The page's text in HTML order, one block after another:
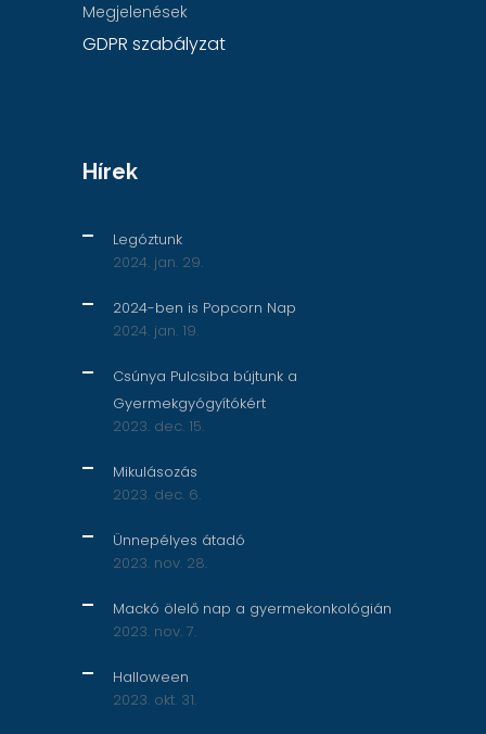
Megjelenések
GDPR szabályzat
Hírek
Legóztunk
2024. jan. 29.
2024-ben is Popcorn Nap
2024. jan. 19.
Csúnya Pulcsiba bújtunk a
Gyermekgyógyítókért
2023. dec. 15.
Mikulásozás
2023. dec. 6.
Ünnepélyes átadó
2023. nov. 28.
Mackó ölelő nap a gyermekonkológián
2023. nov. 7.
Halloween
2023. okt. 31.